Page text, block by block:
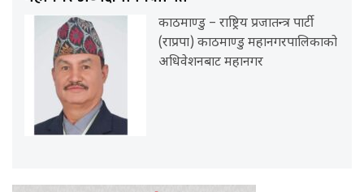
काठमाण्डु – राष्ट्रिय प्रजातन्त्र पार्टी
(राप्रपा) काठमाण्डु महानगरपालिकाको
अधिवेशनबाट महानगर